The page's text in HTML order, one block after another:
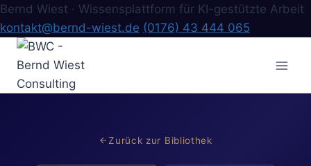
Bernd Wiest · Wissensplattform für KI-gestützte Arbeit
kontakt@bernd-wiest.de (0176) 43 444 065
Zum
Inhalt
springen
Zurück zur Bibliothek